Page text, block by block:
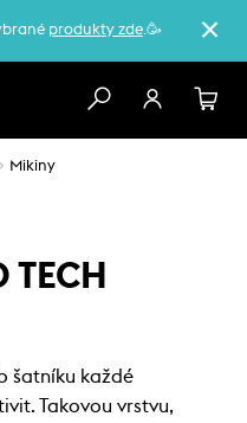
produkty zde.🥳
Mikiny
TECH
šatníku každé
Takovou vrstvu,